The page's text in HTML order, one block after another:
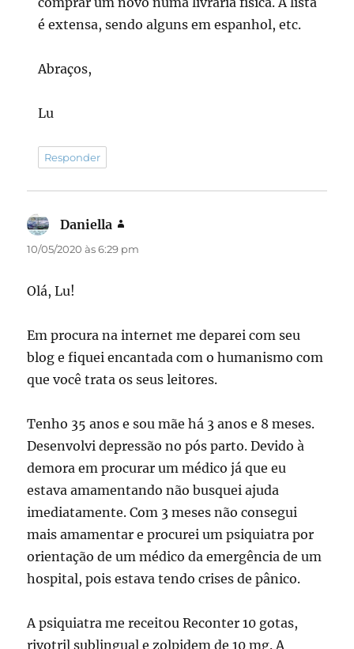
é extensa, sendo alguns em espanhol, etc.
Abraços,
Lu
Responder
Daniella
10/05/2020 às 6:29 pm
Olá, Lu!
Em procura na internet me deparei com seu
blog e fiquei encantada com o humanismo com
que você trata os seus leitores.
Tenho 35 anos e sou mãe há 3 anos e 8 meses.
Desenvolvi depressão no pós parto. Devido à
demora em procurar um médico já que eu
estava amamentando não busquei ajuda
imediatamente. Com 3 meses não consegui
mais amamentar e procurei um psiquiatra por
orientação de um médico da emergência de um
hospital, pois estava tendo crises de pânico.
A psiquiatra me receitou Reconter 10 gotas,
rivotril sublingual e zolpidem de 10 mg. A